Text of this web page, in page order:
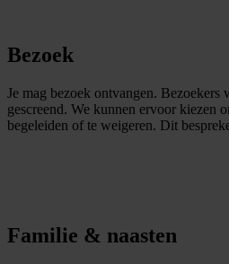
Bezoek
Je mag bezoek ontvangen. Bezoekers
gescreend. We kunnen ervoor kiezen
begeleiden of te weigeren. Dit
Familie & naasten